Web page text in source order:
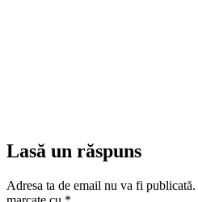
Lasă un răspuns
Adresa ta de email nu va fi publicată.